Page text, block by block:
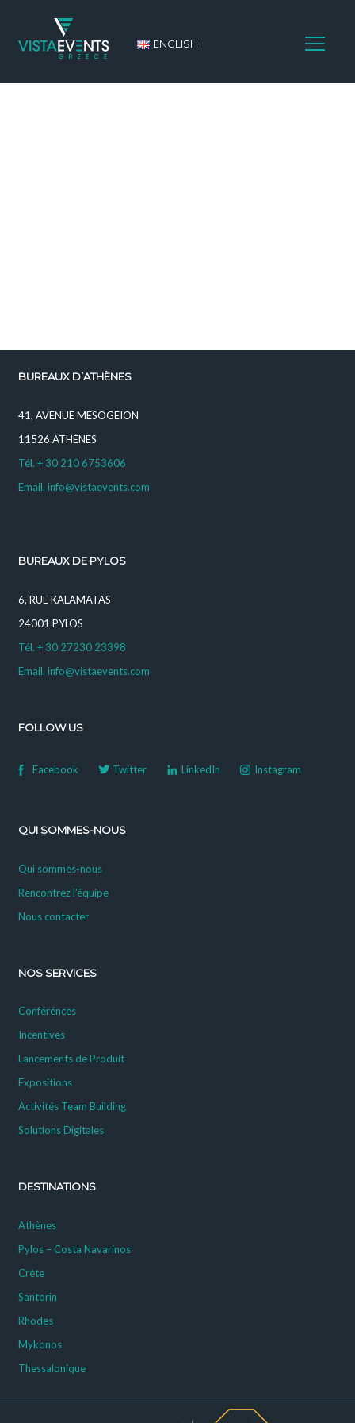
ENGLISH
BUREAUX D’ATHÈNES
41, AVENUE MESOGEION
11526 ATHÈNES
Tél. + 30 210 6753606
Email. info@vistaevents.com
BUREAUX DE PYLOS
6, RUE KALAMATAS
24001 PYLOS
Tél. + 30 27230 23398
Email. info@vistaevents.com
FOLLOW US
Facebook Twitter LinkedIn Instagram
QUI SOMMES-NOUS
Qui sommes-nous
Rencontrez l’équipe
Nous contacter
NOS SERVICES
Conférénces
Incentives
Lancements de Produit
Expositions
Activités Team Building
Solutions Digitales
DESTINATIONS
Athènes
Pylos – Costa Navarinos
Crète
Santorin
Rhodes
Mykonos
Thessalonique